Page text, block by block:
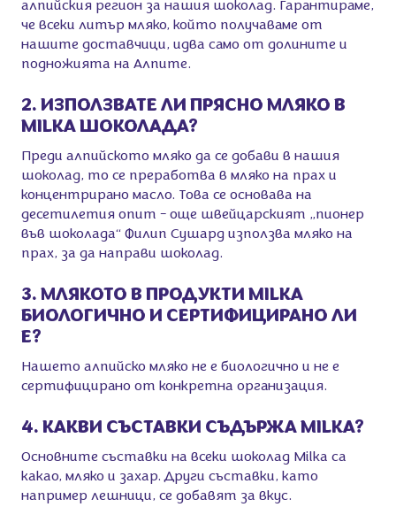
алпийския регион за нашия шоколад. Гарантираме,
че всеки литър мляко, който получаваме от
нашите доставчици, идва само от долините и
подножията на Алпите.
2. ИЗПОЛЗВАТЕ ЛИ ПРЯСНО МЛЯКО В
MILKA ШОКОЛАДА?
Преди алпийското мляко да се добави в нашия
шоколад, то се преработва в мляко на прах и
концентрирано масло. Това се основава на
десетилетия опит - още швейцарският „пионер
във шоколада“ Филип Сушард използва мляко на
прах, за да направи шоколад.
3. МЛЯКОТО В ПРОДУКТИ MILKA
БИОЛОГИЧНО И СЕРТИФИЦИРАНО ЛИ
Е?
Нашето алпийско мляко не е биологично и не е
сертифицирано от конкретна организация.
4. КАКВИ СЪСТАВКИ СЪДЪРЖА MILKA?
Основните съставки на всеки шоколад Milka са
какао, мляко и захар. Други съставки, като
например лешници, се добавят за вкус.